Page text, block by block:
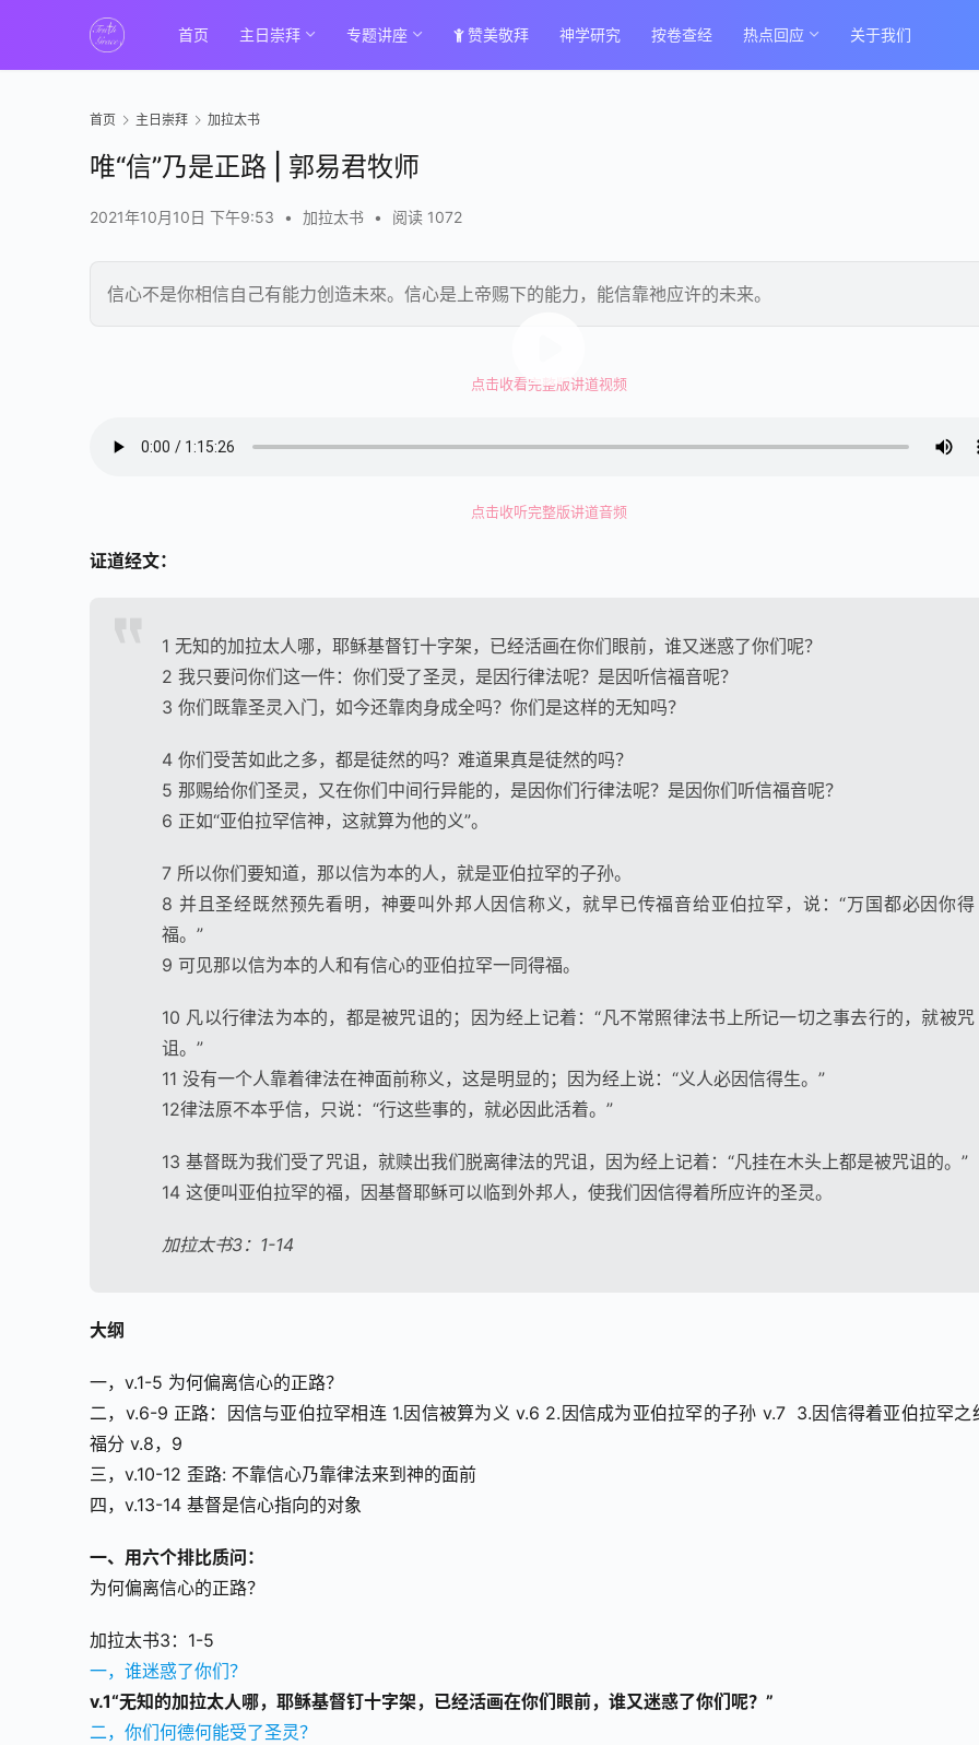
首页 主日崇拜 专题讲座 赞美敬拜 神学研究 按卷查经 热点回应 关于我们
首页 主日崇拜 加拉太书
唯“信”乃是正路 | 郭易君牧师
2021年10月10日 下午9:53 • 加拉太书 • 阅读 1072
信心不是你相信自己有能力创造未來。信心是上帝赐下的能力，能信靠祂应许的未来。
00:00 / 01:15:26
点击收看完整版讲道视频
点击收听完整版讲道音频
证道经文：
1 无知的加拉太人哪，耶稣基督钉十字架，已经活画在你们眼前，谁又迷惑了你们呢？
2 我只要问你们这一件：你们受了圣灵，是因行律法呢？是因听信福音呢？
3 你们既靠圣灵入门，如今还靠肉身成全吗？你们是这样的无知吗？
4 你们受苦如此之多，都是徒然的吗？难道果真是徒然的吗？
5 那赐给你们圣灵，又在你们中间行异能的，是因你们行律法呢？是因你们听信福音呢？
6 正如“亚伯拉罕信神，这就算为他的义”。
7 所以你们要知道，那以信为本的人，就是亚伯拉罕的子孙。
8 并且圣经既然预先看明，神要叫外邦人因信称义，就早已传福音给亚伯拉罕，说：“万国都必因你得
福。”
9 可见那以信为本的人和有信心的亚伯拉罕一同得福。
10 凡以行律法为本的，都是被咒诅的；因为经上记着：“凡不常照律法书上所记一切之事去行的，就被咒
诅。”
11 没有一个人靠着律法在神面前称义，这是明显的；因为经上说：“义人必因信得生。”
12律法原不本乎信，只说：“行这些事的，就必因此活着。”
13 基督既为我们受了咒诅，就赎出我们脱离律法的咒诅，因为经上记着：“凡挂在木头上都是被咒诅的。”
14 这便叫亚伯拉罕的福，因基督耶稣可以临到外邦人，使我们因信得着所应许的圣灵。
加拉太书3：1-14
大纲
一，v.1-5 为何偏离信心的正路？
二，v.6-9 正路：因信与亚伯拉罕相连 1.因信被算为义 v.6 2.因信成为亚伯拉罕的子孙 v.7  3.因信得着亚伯拉罕之
福分 v.8，9
三，v.10-12 歪路: 不靠信心乃靠律法来到神的面前
四，v.13-14 基督是信心指向的对象
一、用六个排比质问：
为何偏离信心的正路？
加拉太书3：1-5
一，谁迷惑了你们？
v.1“无知的加拉太人哪，耶稣基督钉十字架，已经活画在你们眼前，谁又迷惑了你们呢？”
二，你们何德何能受了圣灵？